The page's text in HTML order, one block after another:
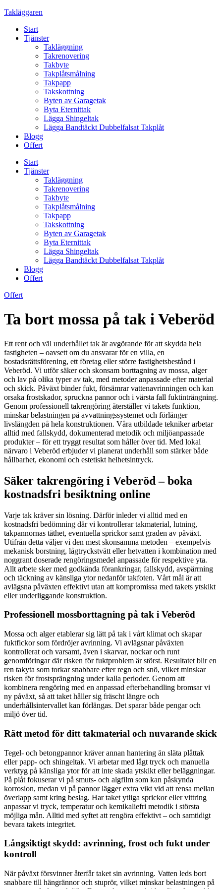
Skip
content
Takläggaren
Start
Tjänster
Takläggning
Takrenovering
Takbyte
Takplåtsmålning
Takpapp
Takskottning
Byten av Garagetak
Byta Eternittak
Lägga Shingeltak
Lägga Bandtäckt Dubbelfalsat Takplåt
Blogg
Offert
Start
Tjänster
Takläggning
Takrenovering
Takbyte
Takplåtsmålning
Takpapp
Takskottning
Byten av Garagetak
Byta Eternittak
Lägga Shingeltak
Lägga Bandtäckt Dubbelfalsat Takplåt
Blogg
Offert
Offert
Ta bort mossa på tak i Veberöd
Ett rent och väl underhållet tak är avgörande för att skydda hela
fastigheten – oavsett om du ansvarar för en villa, en
bostadsrättsförening, ett företag eller större fastighetsbestånd i
Veberöd. Vi utför säker och skonsam borttagning av mossa, alger
och lav på olika typer av tak, med metoder anpassade efter material
och skick. Påväxt binder fukt, försämrar vattenavrinningen och kan
orsaka frostskador, spruckna pannor och i värsta fall fuktinträngning.
Genom professionell takrengöring återställer vi takets funktion,
minskar belastningen på avvattningssystemet och förlänger
livslängden på hela konstruktionen. Våra utbildade tekniker arbetar
alltid med fallskydd, dokumenterad metodik och miljöanpassade
produkter – för ett tryggt resultat som håller över tid. Med lokal
närvaro i Veberöd erbjuder vi planerat underhåll som stärker både
hållbarhet, ekonomi och estetiskt helhetsintryck.
Säker takrengöring i Veberöd – boka
kostnadsfri besiktning online
Varje tak kräver sin lösning. Därför inleder vi alltid med en
kostnadsfri bedömning där vi kontrollerar takmaterial, lutning,
takpannornas täthet, eventuella sprickor samt graden av påväxt.
Utifrån detta väljer vi den mest skonsamma metoden – exempelvis
mekanisk borstning, lågtryckstvätt eller hetvatten i kombination med
noggrant doserade rengöringsmedel anpassade för respektive yta.
Allt arbete sker med godkända förankringar, fallskydd, avspärrning
och täckning av känsliga ytor nedanför takfoten. Vårt mål är att
avlägsna påväxten effektivt utan att kompromissa med takets ytskikt
eller underliggande konstruktion.
Professionell mossborttagning på tak i Veberöd
Mossa och alger etablerar sig lätt på tak i vårt klimat och skapar
fuktfickor som fördröjer avrinning. Vi avlägsnar påväxten
kontrollerat och varsamt, även i skarvar, nockar och runt
genomföringar där risken för fuktproblem är störst. Resultatet blir en
ren takyta som torkar snabbare efter regn och snö, vilket minskar
risken för frostsprängning under kalla perioder. Genom att
kombinera rengöring med en anpassad efterbehandling bromsar vi
ny påväxt, så att taket håller sig fräscht längre och
underhållsintervallet kan förlängas. Det sparar både pengar och
miljö över tid.
Rätt metod för ditt takmaterial och nuvarande skick
Tegel- och betongpannor kräver annan hantering än släta plåttak
eller papp- och shingeltak. Vi arbetar med lågt tryck och manuella
verktyg på känsliga ytor för att inte skada ytskikt eller beläggningar.
På plåt fokuserar vi på smuts- och algfilm som kan påskynda
korrosion, medan vi på pannor lägger extra vikt vid att rensa mellan
överlapp samt kring beslag. Har taket ytliga sprickor eller vittring
anpassar vi tryck, temperatur och kemikaliefri metodik i största
möjliga mån. Alltid med syftet att rengöra effektivt – och samtidigt
bevara takets integritet.
Långsiktigt skydd: avrinning, frost och fukt under
kontroll
När påväxt försvinner återfår taket sin avrinning. Vatten leds bort
snabbare till hängrännor och stuprör, vilket minskar belastningen på